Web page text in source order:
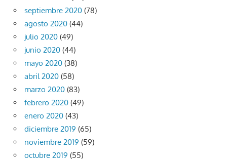
septiembre 2020 (78)
agosto 2020 (44)
julio 2020 (49)
junio 2020 (44)
mayo 2020 (38)
abril 2020 (58)
marzo 2020 (83)
febrero 2020 (49)
enero 2020 (43)
diciembre 2019 (65)
noviembre 2019 (59)
octubre 2019 (55)